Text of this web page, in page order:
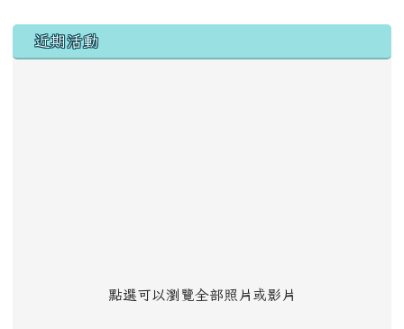
左邊區域內容
近期活動
點選可以瀏覽全部照片或影片